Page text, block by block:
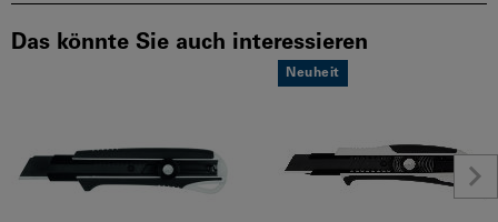
Das könnte Sie auch interessieren
Neuheit